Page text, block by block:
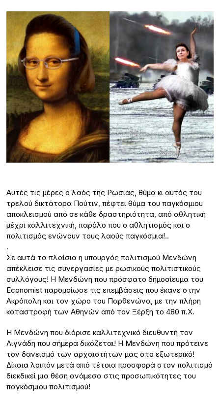
Αυτές τις μέρες ο λαός της Ρωσίας, θύμα κι αυτός του
τρελού δικτάτορα Πούτιν, πέφτει θύμα του παγκόσμιου
αποκλεισμού από σε κάθε δραστηριότητα, από αθλητική
μέχρι καλλιτεχνική, παρόλο που ο αθλητισμός και ο
πολιτισμός ενώνουν τους λαούς παγκόσμια!..
.
Σε αυτά τα πλαίσια η υπουργός πολιτισμού Μενδώνη
απέκλεισε τις συνεργασίες με ρωσικούς πολιτιστικούς
συλλόγους! Η Μενδώνη που πρόσφατο δημοσίευμα του
Economist παρομοίωσε τις επεμβάσεις που έκανε στην
Ακρόπολη και τον χώρο του Παρθενώνα, με την πλήρη
καταστροφή των Αθηνών από τον Ξέρξη το 480 π.Χ.
Η Μενδώνη που διόρισε καλλιτεχνικό διευθυντή τον
Λιγνάδη που σήμερα δικάζεται! Η Μενδώνη που πρότεινε
τον δανεισμό των αρχαιοτήτων μας στο εξωτερικό!
Δίκαια λοιπόν μετά από τέτοια προσφορά στον πολιτισμό
διεκδικεί μια θέση ανάμεσα στις προσωπικότητες του
παγκόσμιου πολιτισμού!